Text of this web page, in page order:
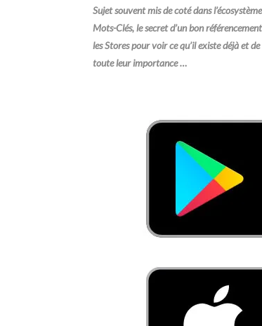
Sujet souvent mis de coté dans
Mots-Clés, le secret d’un bon
les Stores pour voir ce qu’il existe déjà et
toute leur importance …